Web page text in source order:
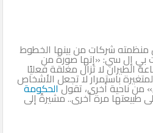
منظمته شركات من بينها الخطوط
بي إل سي: «إنها صورة من
الطيران لا تزال مغلقة فعليًا
باستمرار لا تجعل الأشخاص
من ناحية أخرى، تقولالحكومة
طبيعتها مرة أخرى.. مشيرةً إلى